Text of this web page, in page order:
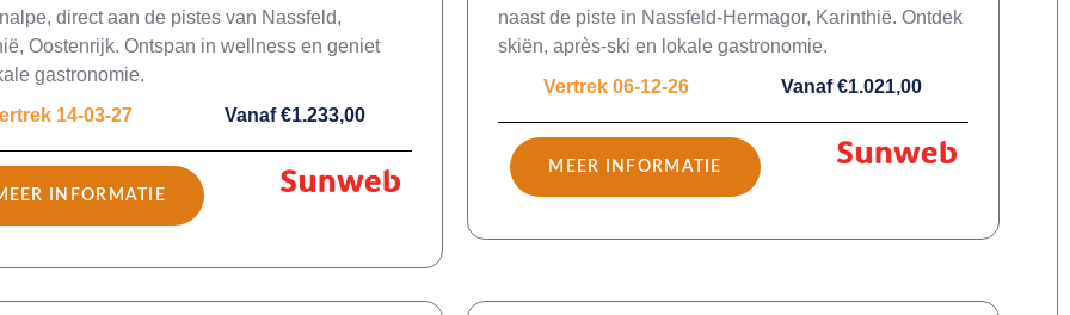
direct aan de pistes van Nassfeld,
Oostenrijk. Ontspan in wellness en geniet
gastronomie.
14-03-27
Vanaf €1.233,00
INFORMATIE
naast de piste in Nassfeld-Hermagor, Karinthië. Ontdek
skiën, après-ski en lokale gastronomie.
Vertrek 06-12-26
Vanaf €1.021,00
MEER INFORMATIE